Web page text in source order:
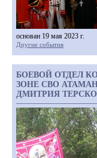
основан 19 мая 2023 г.
Другие события
БОЕВОЙ ОТДЕЛ
ЗОНЕ СВО
ДМИТРИЯ